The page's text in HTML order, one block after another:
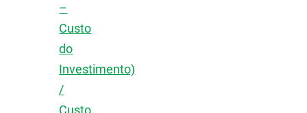
–
Custo
do
Investimento)
/
Custo